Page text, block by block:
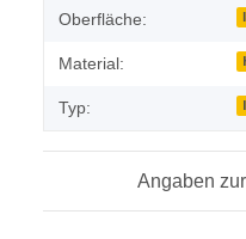
Oberfläche:
Material:
Typ:
Angaben